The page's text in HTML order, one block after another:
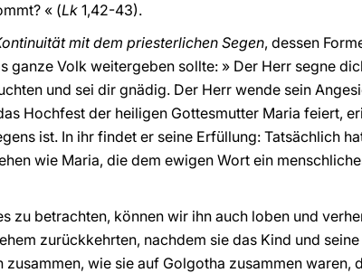
« (Lk 1,42-43).
mit dem priesterlichen Segen, dessen
ganze Volk weitergeben sollte: » Der Herr segne
und sei dir gnädig. Der Herr wende sein
Hochfest der heiligen Gottesmutter Maria feiert,
ist. In ihr findet er seine Erfüllung: Tatsächlich
wie Maria, die dem ewigen Wort ein
zu betrachten, können wir ihn auch loben und
zurückkehrten, nachdem sie das Kind und
zusammen, wie sie auf Golgotha zusammen waren,